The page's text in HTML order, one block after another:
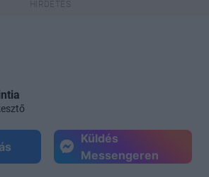
Küldés
Messengeren